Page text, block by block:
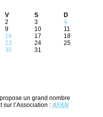
V S
D
2 3
4
9 10
11
16 17
18
23 24
25
30 31
un grand nombre
sur l’Association : AFAN